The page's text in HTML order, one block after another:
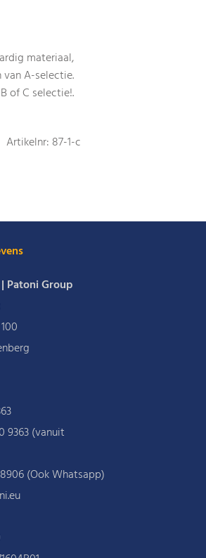
materiaal,
A-selectie.
of C selectie!.
Artikelnr: 87-1-c
Patoni Group
9363 (vanuit
(Ook Whatsapp)